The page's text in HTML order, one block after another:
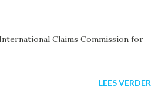
Claims Commission for
LEES VERDER